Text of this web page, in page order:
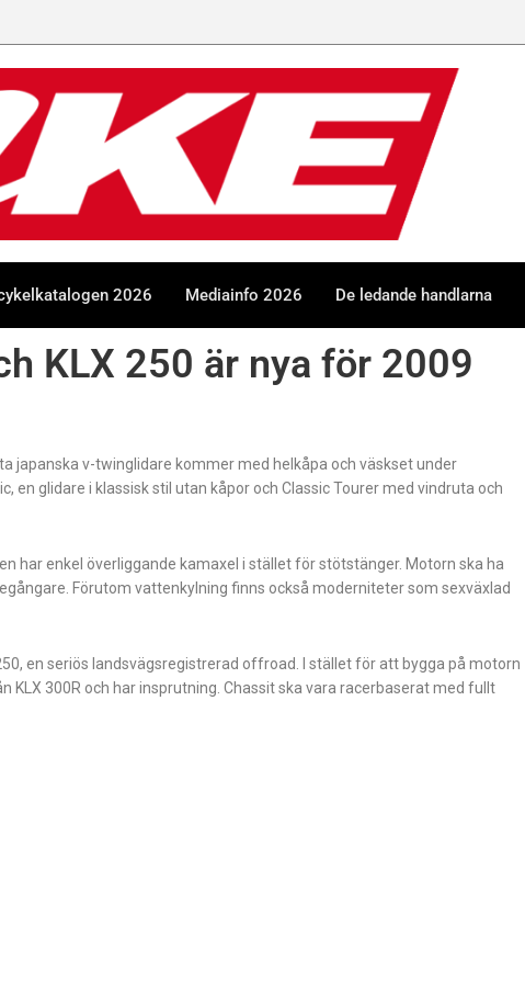
2026 Mediainfo 2026 De ledande handlarna
KLX 250 är nya för 2009
japanska v-twinglidare kommer med helkåpa och väskset under
en glidare i klassisk stil utan kåpor och Classic Tourer med vindruta och
har enkel överliggande kamaxel i stället för stötstänger. Motorn ska ha
Förutom vattenkylning finns också moderniteter som sexväxlad
en seriös landsvägsregistrerad offroad. I stället för att bygga på motorn
300R och har insprutning. Chassit ska vara racerbaserat med fullt